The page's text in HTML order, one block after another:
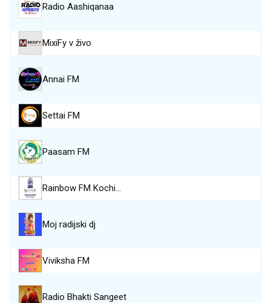
Radio Aashiqanaa
MixiFy v živo
Annai FM
Settai FM
Paasam FM
Rainbow FM Kochi…
Moj radijski dj
Viviksha FM
Radio Bhakti Sangeet